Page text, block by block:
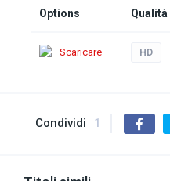
Options Qualità
Scaricare HD
Condividi 1